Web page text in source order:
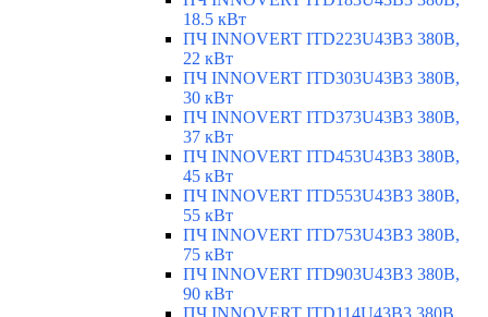
18.5 кВт
ПЧ INNOVERT ITD223U43B3 380В,
22 кВт
ПЧ INNOVERT ITD303U43B3 380В,
30 кВт
ПЧ INNOVERT ITD373U43B3 380В,
37 кВт
ПЧ INNOVERT ITD453U43B3 380В,
45 кВт
ПЧ INNOVERT ITD553U43B3 380В,
55 кВт
ПЧ INNOVERT ITD753U43B3 380В,
75 кВт
ПЧ INNOVERT ITD903U43B3 380В,
90 кВт